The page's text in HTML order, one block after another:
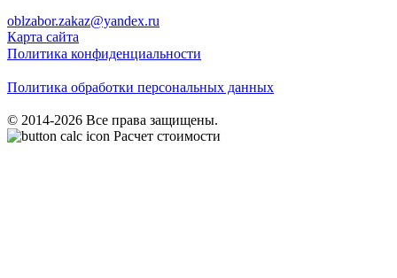
oblzabor.zakaz@yandex.ru
Карта сайта
Политика конфиденциальности
Политика обработки персональных данных
© 2014-2026 Все права защищены.
Расчет стоимости